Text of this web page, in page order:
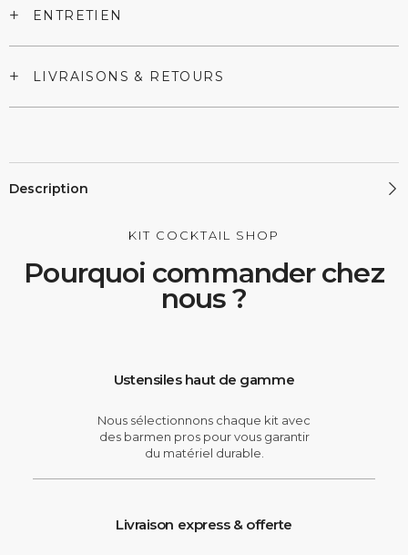
+ ENTRETIEN
+ LIVRAISONS & RETOURS
Description
KIT COCKTAIL SHOP
Pourquoi commander chez
nous ?
Ustensiles haut de gamme
Nous sélectionnons chaque kit avec
des barmen pros pour vous garantir
du matériel durable.
Livraison express & offerte